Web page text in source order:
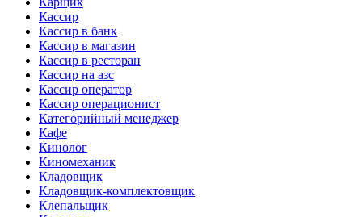
Кассир
Кассир в банк
Кассир в магазин
Кассир в ресторан
Кассир на азс
Кассир оператор
Кассир операционист
Категорийный менеджер
Кафе
Кинолог
Киномеханик
Кладовщик
Кладовщик-комплектовщик
Клепальщик